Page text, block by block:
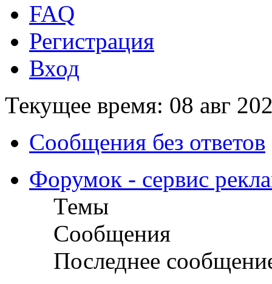
FAQ
Регистрация
Вход
Текущее время: 08 авг
Сообщения без ответов
Форумок - сервис
Темы
Сообщения
Последнее